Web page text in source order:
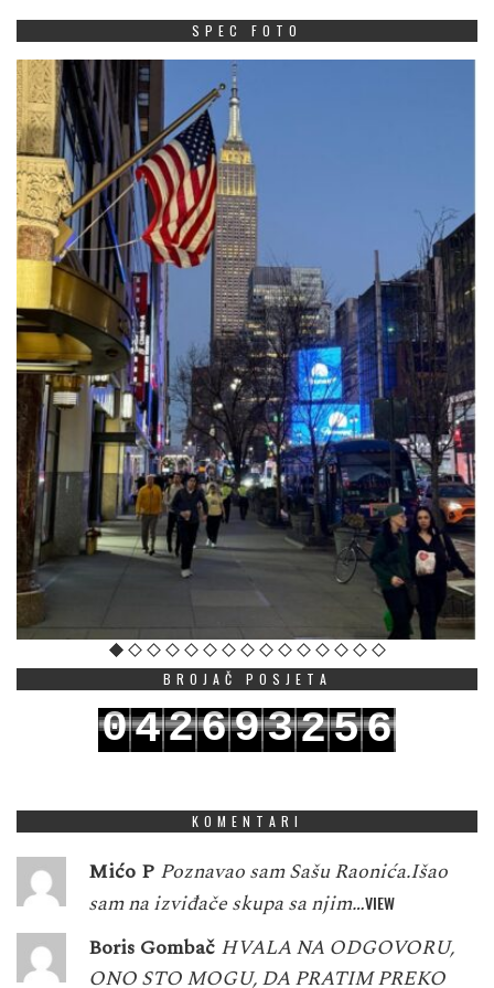
SPEC FOTO
BROJAČ POSJETA
042693256
KOMENTARI
Mićo P Poznavao sam Sašu Raonića.Išao
sam na izviđače skupa sa njim…VIEW
Boris Gombač HVALA NA ODGOVORU,
ONO STO MOGU, DA PRATIM PREKO